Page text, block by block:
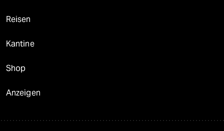
Reisen
Kantine
Shop
Anzeigen